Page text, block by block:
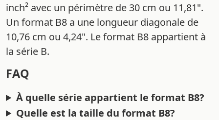
inch² avec un périmètre de 30 cm ou 11,81".
Un format B8 a une longueur diagonale de
10,76 cm ou 4,24". Le format B8 appartient à
la série B.
FAQ
À quelle série appartient le format B8?
Quelle est la taille du format B8?